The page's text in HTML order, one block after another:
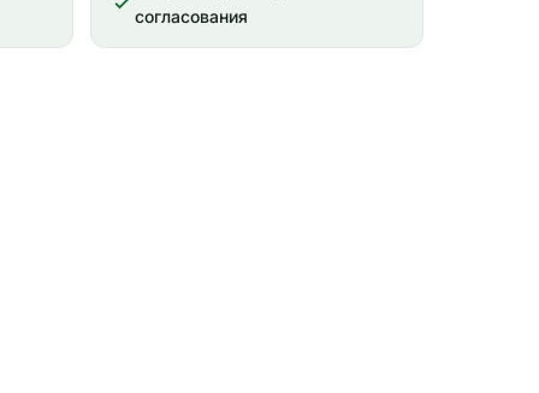
согласования